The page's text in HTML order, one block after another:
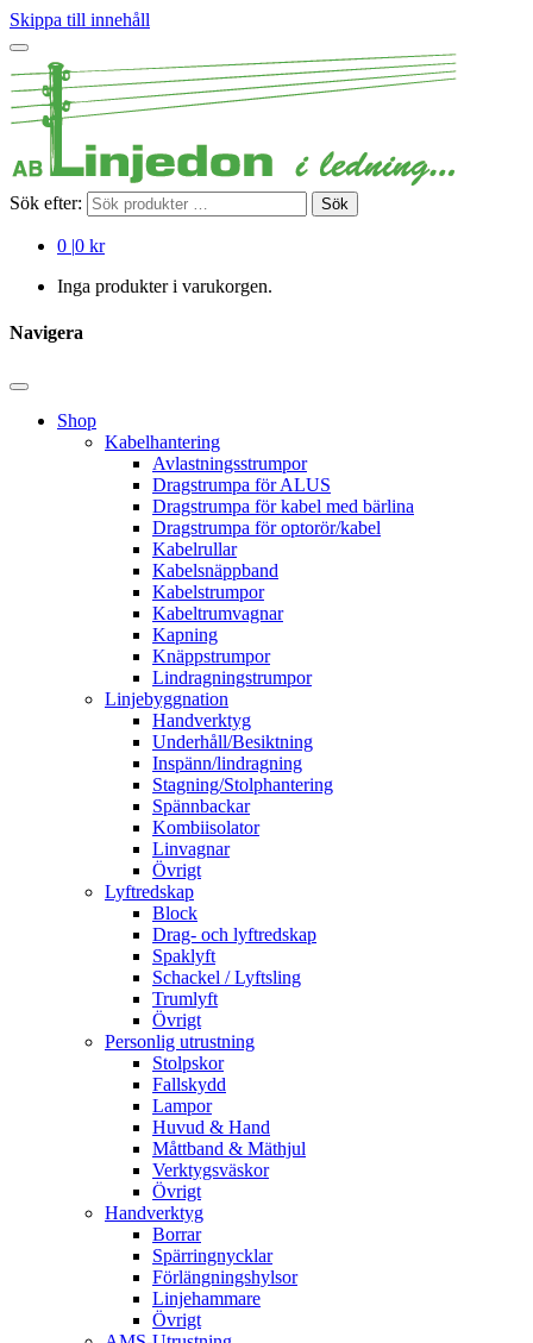
Skippa till innehåll
Sök efter: Sök
0 |0 kr
Inga produkter i varukorgen.
Navigera
Shop
Kabelhantering
Avlastningsstrumpor
Dragstrumpa för ALUS
Dragstrumpa för kabel med bärlina
Dragstrumpa för optorör/kabel
Kabelrullar
Kabelsnäppband
Kabelstrumpor
Kabeltrumvagnar
Kapning
Knäppstrumpor
Lindragningstrumpor
Linjebyggnation
Handverktyg
Underhåll/Besiktning
Inspänn/lindragning
Stagning/Stolphantering
Spännbackar
Kombiisolator
Linvagnar
Övrigt
Lyftredskap
Block
Drag- och lyftredskap
Spaklyft
Schackel / Lyftsling
Trumlyft
Övrigt
Personlig utrustning
Stolpskor
Fallskydd
Lampor
Huvud & Hand
Måttband & Mäthjul
Verktygsväskor
Övrigt
Handverktyg
Borrar
Spärringnycklar
Förlängningshylsor
Linjehammare
Övrigt